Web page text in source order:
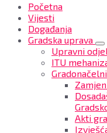
Početna
Vijesti
Događanja
Gradska uprava
Upravni
ITU
Akti